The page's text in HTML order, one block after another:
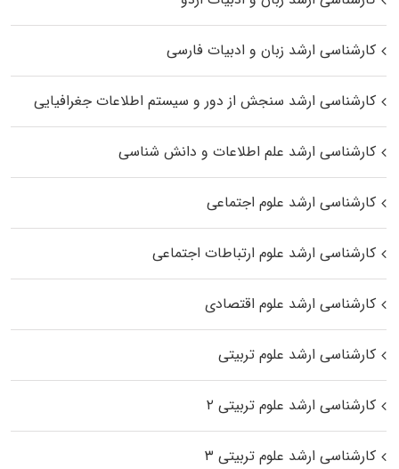
کارشناسی ارشد زبان و ادبیات فارسی
کارشناسی ارشد سنجش از دور و سیستم اطلاعات جغرافیایی
کارشناسی ارشد علم اطلاعات و دانش شناسی
کارشناسی ارشد علوم اجتماعی
کارشناسی ارشد علوم ارتباطات اجتماعی
کارشناسی ارشد علوم اقتصادی
کارشناسی ارشد علوم تربیتی
کارشناسی ارشد علوم تربیتی ۲
کارشناسی ارشد علوم تربیتی ۳